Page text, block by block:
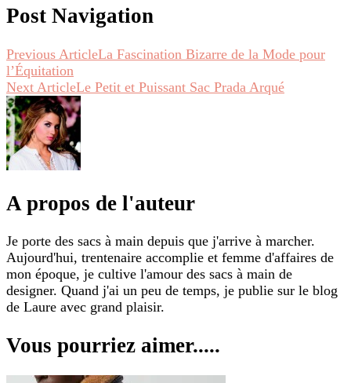
Post Navigation
Previous ArticleLa Fascination Bizarre de la Mode pour
l’Équitation
Next ArticleLe Petit et Puissant Sac Prada Arqué
A propos de l'auteur
Je porte des sacs à main depuis que j'arrive à marcher.
Aujourd'hui, trentenaire accomplie et femme d'affaires de
mon époque, je cultive l'amour des sacs à main de
designer. Quand j'ai un peu de temps, je publie sur le blog
de Laure avec grand plaisir.
Vous pourriez aimer.....